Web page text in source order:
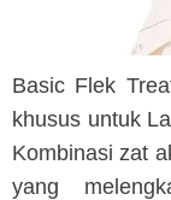
Basic Flek
khusus untuk
Kombinasi zat
yang